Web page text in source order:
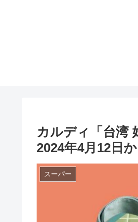
カルディ「台湾
2024年4月12日
スーパー